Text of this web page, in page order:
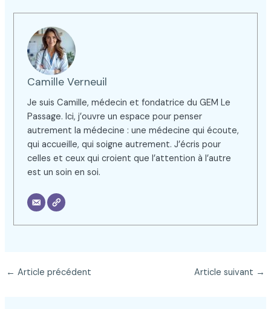
Camille Verneuil
Je suis Camille, médecin et fondatrice du GEM Le
Passage. Ici, j’ouvre un espace pour penser
autrement la médecine : une médecine qui écoute,
qui accueille, qui soigne autrement. J’écris pour
celles et ceux qui croient que l’attention à l’autre
est un soin en soi.
← Article précédent Article suivant →